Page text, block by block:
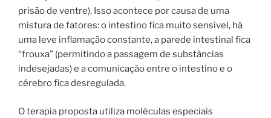
prisão de ventre). Isso acontece por causa de uma
mistura de fatores: o intestino fica muito sensível, há
uma leve inflamação constante, a parede intestinal fica
“frouxa” (permitindo a passagem de substâncias
indesejadas) e a comunicação entre o intestino e o
cérebro fica desregulada.
O terapia proposta utiliza moléculas especiais